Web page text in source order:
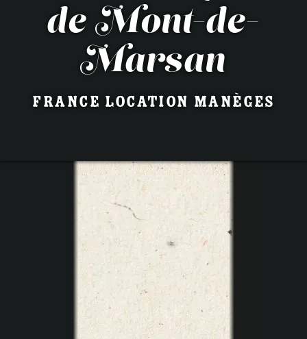
de Mont-de-
Marsan
France Location Manèges